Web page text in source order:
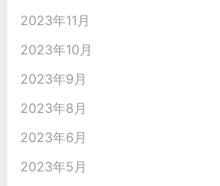
2023年11月
2023年10月
2023年9月
2023年8月
2023年6月
2023年5月